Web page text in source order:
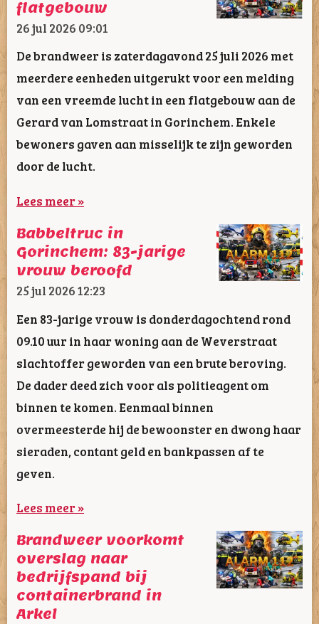
flatgebouw
26 jul 2026 09:01
De brandweer is zaterdagavond 25 juli 2026 met
meerdere eenheden uitgerukt voor een melding
van een vreemde lucht in een flatgebouw aan de
Gerard van Lomstraat in Gorinchem. Enkele
bewoners gaven aan misselijk te zijn geworden
door de lucht.
Lees meer »
Babbeltruc in
Gorinchem: 83-jarige
vrouw beroofd
25 jul 202612:23
Een 83-jarige vrouw is donderdagochtend rond
09.10 uur in haar woning aan de Weverstraat
slachtoffer geworden van een brute beroving.
De dader deed zich voor als politieagent om
binnen te komen. Eenmaal binnen
overmeesterde hij de bewoonster en dwong haar
sieraden, contant geld en bankpassen af te
geven.
Lees meer »
Brandweer voorkomt
overslag naar
bedrijfspand bij
containerbrand in
Arkel